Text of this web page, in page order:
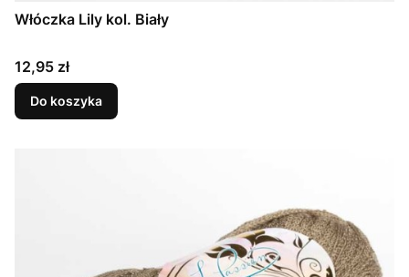
Włóczka Lily kol. Biały
Cena
12,95 zł
Do koszyka